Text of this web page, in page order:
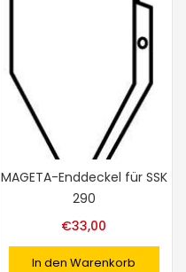
MAGETA-Enddeckel für SSK
290
€33,00
In den Warenkorb